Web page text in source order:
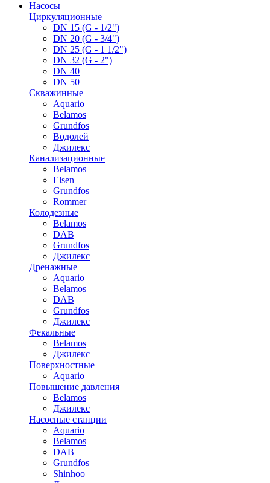
Насосы
Циркуляционные
DN 15 (G - 1/2")
DN 20 (G - 3/4")
DN 25 (G - 1 1/2")
DN 32 (G - 2")
DN 40
DN 50
Скважинные
Aquario
Belamos
Grundfos
Водолей
Джилекс
Канализационные
Belamos
Elsen
Grundfos
Rommer
Колодезные
Belamos
DAB
Grundfos
Джилекс
Дренажные
Aquario
Belamos
DAB
Grundfos
Джилекс
Фекальные
Belamos
Джилекс
Поверхностные
Aquario
Повышение давления
Belamos
Джилекс
Насосные станции
Aquario
Belamos
DAB
Grundfos
Shinhoo